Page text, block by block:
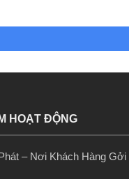
HOẠT ĐỘNG
– Nơi Khách Hàng Gởi